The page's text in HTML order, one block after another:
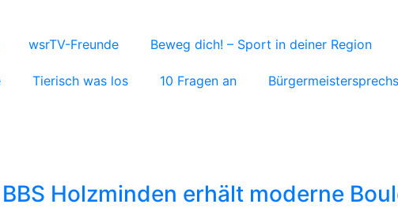
wsrTV-Freunde Beweg dich! – Sport in deiner Region
Tierisch was los 10 Fragen an
Holzminden erhält moderne